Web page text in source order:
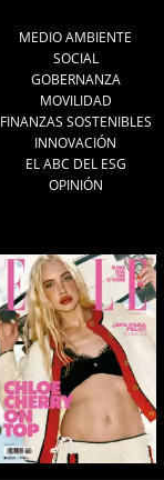
MEDIO AMBIENTE
SOCIAL
GOBERNANZA
MOVILIDAD
FINANZAS SOSTENIBLES
INNOVACIÓN
EL ABC DEL ESG
OPINIÓN